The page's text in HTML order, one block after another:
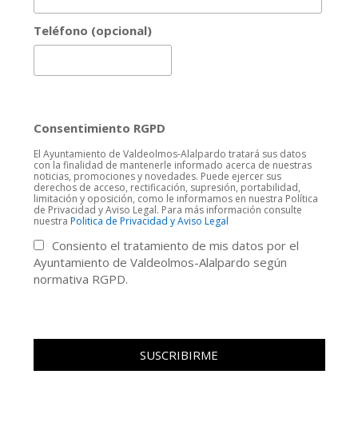
Teléfono (opcional)
Consentimiento RGPD
El Ayuntamiento de Valdeolmos-Alalpardo tratará sus datos
con la finalidad de mantenerle informado acerca de nuestras
noticias, promociones y novedades. Puede ejercer sus
derechos de acceso, rectificación, supresión, portabilidad,
limitación y oposición, como le informamos en nuestra Política
de Privacidad y Aviso Legal. Para más información consulte
nuestra Politica de Privacidad y Aviso Legal
Consiento el tratamiento de mis datos por el
Ayuntamiento de Valdeolmos-Alalpardo según
normativa RGPD.